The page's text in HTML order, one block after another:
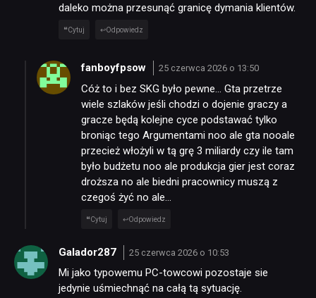
daleko można przesunąć granicę dymania klientów.
Cytuj Odpowiedz
fanboyfpsow 25 czerwca 2026 o 13:50
Cóż to i bez SKG było pewne… Gta przetrze
wiele szlaków jeśli chodzi o dojenie graczy a
gracze będą kolejne cyce podstawać tylko
broniąc tego Argumentami noo ale gta nooale
przecież włożyli w tą grę 3 miliardy czy ile tam
było budżetu noo ale produkcja gier jest coraz
droższa no ale biedni pracownicy muszą z
czegoś żyć no ale…
Cytuj Odpowiedz
Galador287 25 czerwca 2026 o 10:53
Mi jako typowemu PC-towcowi pozostaje sie
jedynie uśmiechnąć na całą tą sytuację.